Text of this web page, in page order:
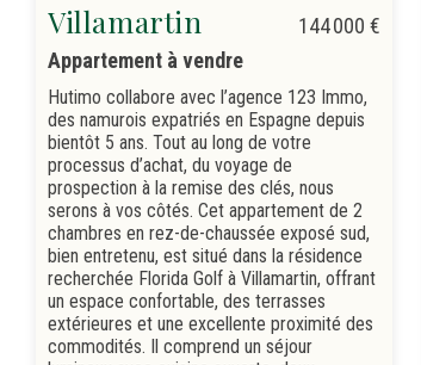
Villamartin
144 000 €
Appartement à vendre
Hutimo collabore avec l’agence 123 Immo,
des namurois expatriés en Espagne depuis
bientôt 5 ans. Tout au long de votre
processus d’achat, du voyage de
prospection à la remise des clés, nous
serons à vos côtés. Cet appartement de 2
chambres en rez-de-chaussée exposé sud,
bien entretenu, est situé dans la résidence
recherchée Florida Golf à Villamartin, offrant
un espace confortable, des terrasses
extérieures et une excellente proximité des
commodités. Il comprend un séjour